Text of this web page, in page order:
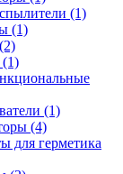
(1)
(1)
(2)
(1)
(1)
(4)
для герметика